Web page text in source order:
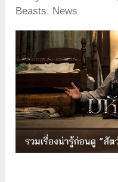
Beasts, News